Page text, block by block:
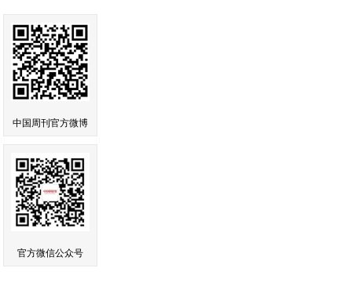
中国周刊官方微博
官方微信公众号